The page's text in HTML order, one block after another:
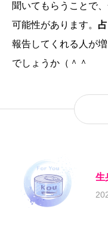
聞いてもらうことで
可能性があります。
報告してくれる人が
でしょうか（＾＾
生